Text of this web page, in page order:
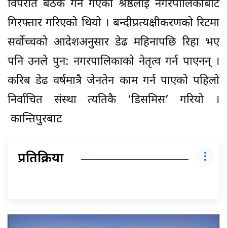
विपरीत बैठक गर्न गएका श्रेष्ठलाई नगरपालिकाबाटै
गिरफ्तार गरिएको थियो । बन्दीप्रत्यक्षीकरणको रिटमा
सर्वोच्चको आदेशअनुसार डेढ महिनापछि रिहा भए
पनि उनले पुन: नगरपालिकाको नेतृत्व गर्न पाएनन् ।
करिब डेढ वर्षमात्रै जेनतेन काम गर्न पाएको पहिलो
निर्वाचित संस्था त्यतिकै ‘डिसमिस’ गरियो ।
कान्तिपुरबाट
प्रतिक्रिया